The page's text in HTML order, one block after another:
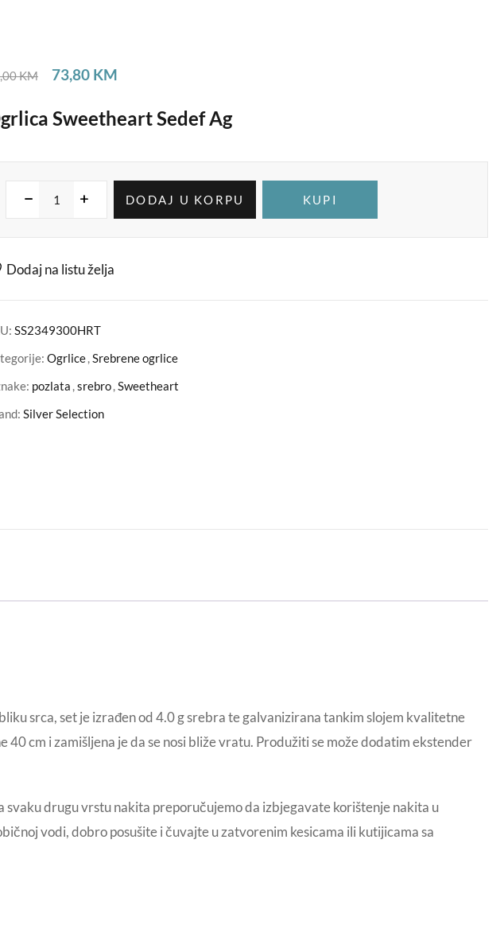
KM 73,80 KM
Sweetheart Sedef Ag
DODAJ U KORPU KUPI
Dodaj na listu želja
SS2349300HRT
Ogrlice,Srebrene ogrlice
pozlata ,srebro,Sweetheart
Silver Selection
srca, set je izrađen od 4.0 g srebra te galvanizirana tankim slojem kvalitetne
cm i zamišljena je da se nosi bliže vratu. Produžiti se može dodatim ekstender
svaku drugu vrstu nakita preporučujemo da izbjegavate korištenje nakita u
vodi, dobro posušite i čuvajte u zatvorenim kesicama ili kutijicama sa